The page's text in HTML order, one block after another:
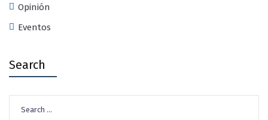
Opinión
Eventos
Search
for: